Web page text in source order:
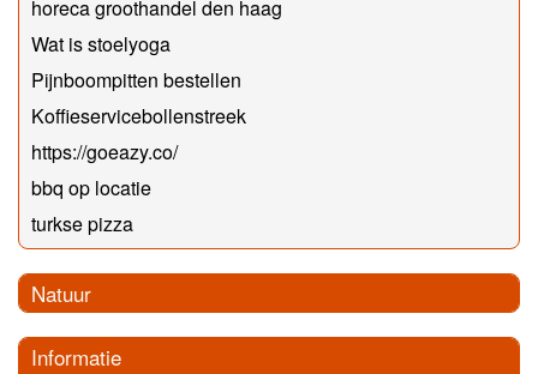
horeca groothandel den haag
Wat is stoelyoga
Pijnboompitten bestellen
Koffieservicebollenstreek
https://goeazy.co/
bbq op locatie
turkse pizza
Natuur
Informatie